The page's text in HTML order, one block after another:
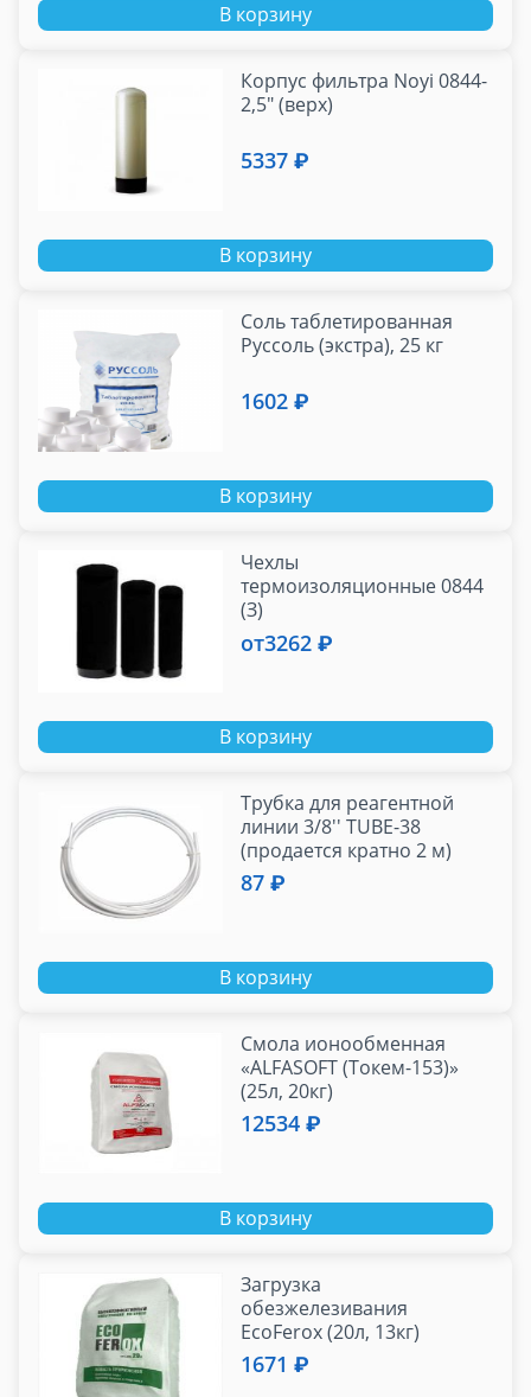
В корзину
Корпус фильтра Noyi 0844-
2,5" (верх)
5337 ₽
В корзину
Соль таблетированная
Руссоль (экстра), 25 кг
1602 ₽
В корзину
Чехлы
термоизоляционные 0844
(З)
от3262 ₽
В корзину
Трубка для реагентной
линии 3/8'' TUBE-38
(продается кратно 2 м)
87 ₽
В корзину
Смола ионообменная
«ALFASOFT (Токем-153)»
(25л, 20кг)
12534 ₽
В корзину
Загрузка
обезжелезивания
EcoFerox (20л, 13кг)
1671 ₽